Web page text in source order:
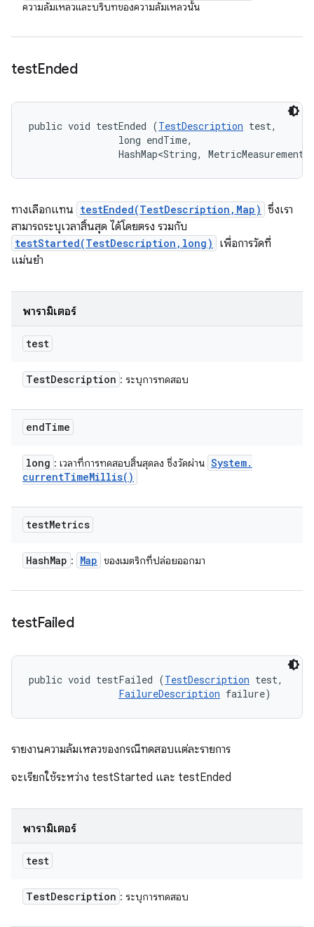
ความล้มเหลวและบริบทของความล้มเหลวนั้น
testEnded
public void testEnded (TestDescription test,
                long endTime,
HashMap<String,
ทางเลือกแทน testEnded(TestDescription,Map) ซึ่งเรา
สามารถระบุเวลาสิ้นสุด ได้โดยตรง รวมกับ
testStarted(TestDescription,long)
เพื่อการวัดที่
แม่นยำ
พารามิเตอร์
test
TestDescription : ระบุการทดสอบ
endTime
long : เวลาที่การทดสอบสิ้นสุดลง ซึ่งวัดผ่าน System.
currentTimeMillis( )
testMetrics
HashMap : Map ของเมตริกที่ปล่อยออกมา
testFailed
public void testFailed (TestDescription test,
FailureDescription failure)
รายงานความล้มเหลวของกรณีทดสอบแต่ละรายการ
จะเรียกใช้ระหว่าง testStarted และ testEnded
พารามิเตอร์
test
TestDescription : ระบุการทดสอบ